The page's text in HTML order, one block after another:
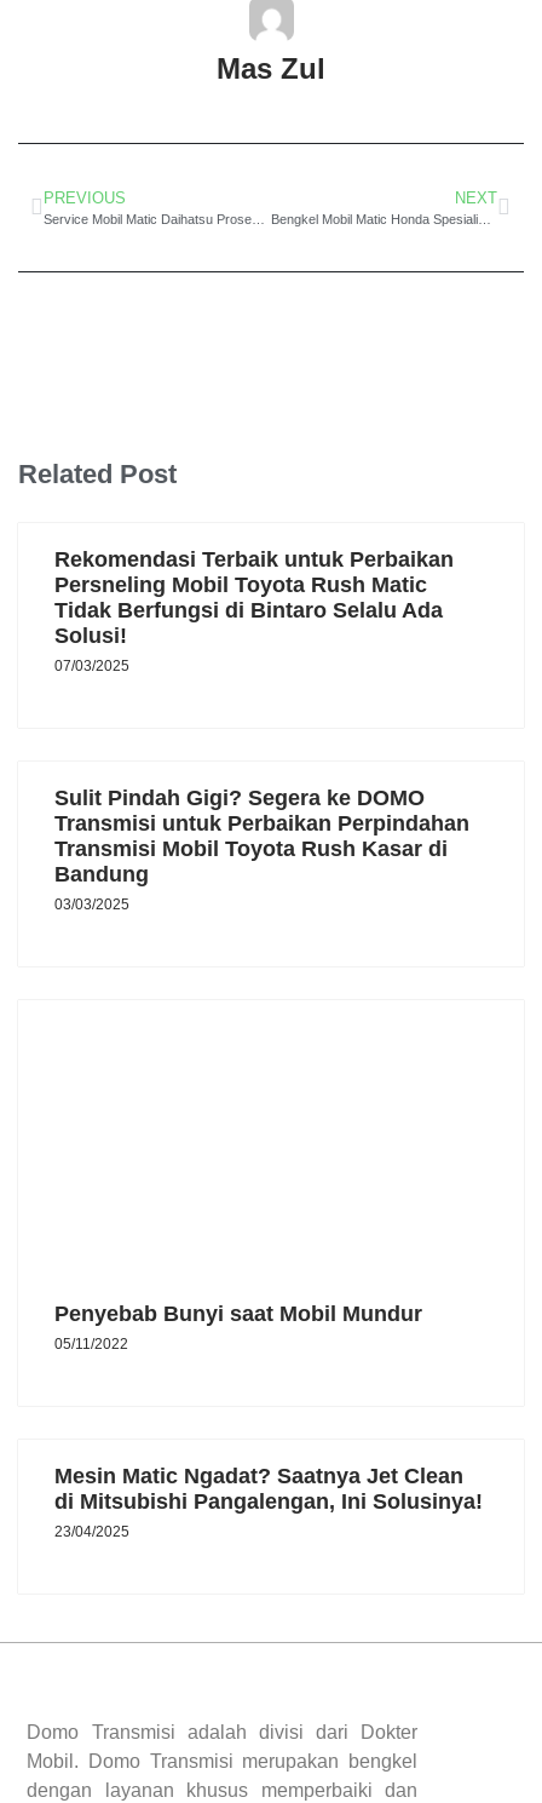
Mas Zul
PREVIOUS NEXT
Bengkel Mobil Matic Honda Spesialis Gearbox Bandung
Related Post
Rekomendasi Terbaik untuk Perbaikan
Persneling Mobil Toyota Rush Matic
Tidak Berfungsi di Bintaro Selalu Ada
Solusi!
07/03/2025
Sulit Pindah Gigi? Segera ke DOMO
Transmisi untuk Perbaikan Perpindahan
Transmisi Mobil Toyota Rush Kasar di
Bandung
03/03/2025
Penyebab Bunyi saat Mobil Mundur
05/11/2022
Mesin Matic Ngadat? Saatnya Jet Clean
di Mitsubishi Pangalengan, Ini Solusinya!
23/04/2025
Domo Transmisi adalah divisi dari Dokter
Mobil. Domo Transmisi merupakan bengkel
dengan layanan khusus memperbaiki dan